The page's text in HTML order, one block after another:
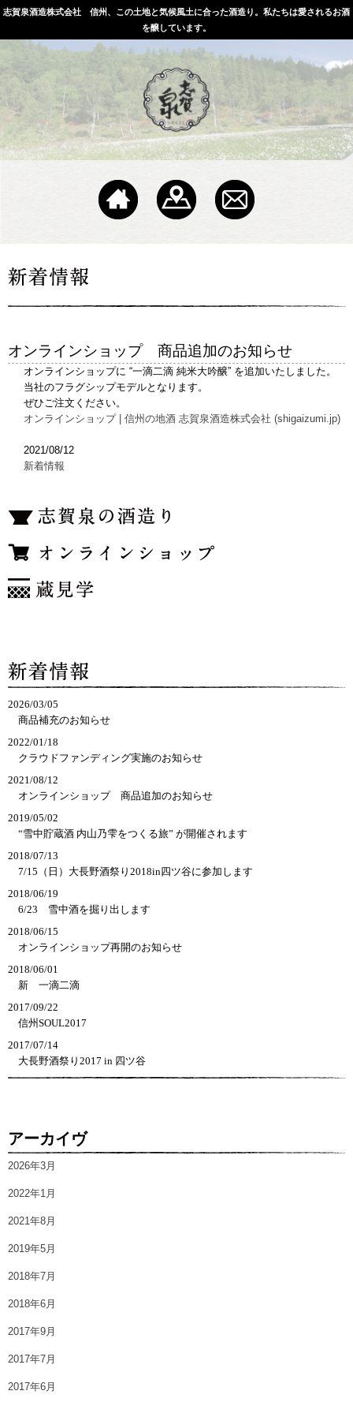
志賀泉酒造株式会社 信州、この土地と気候風土に合った酒造り。私たちは愛されるお酒
を醸しています。
オンラインショップ 商品追加のお知らせ
オンラインショップに “一滴二滴 純米大吟醸” を追加いたしました。
当社のフラグシップモデルとなります。
ぜひご注文ください。
オンラインショップ | 信州の地酒 志賀泉酒造株式会社 (shigaizumi.jp)
2021/08/12
新着情報
2026/03/05
商品補充のお知らせ
2022/01/18
クラウドファンディング実施のお知らせ
2021/08/12
オンラインショップ　商品追加のお知らせ
2019/05/02
“雪中貯蔵酒 内山乃雫をつくる旅” が開催されます
2018/07/13
7/15（日）大長野酒祭り2018in四ツ谷に参加します
2018/06/19
6/23　雪中酒を掘り出します
2018/06/15
オンラインショップ再開のお知らせ
2018/06/01
新　一滴二滴
2017/09/22
信州SOUL2017
2017/07/14
大長野酒祭り2017 in 四ツ谷
アーカイヴ
2026年3月
2022年1月
2021年8月
2019年5月
2018年7月
2018年6月
2017年9月
2017年7月
2017年6月